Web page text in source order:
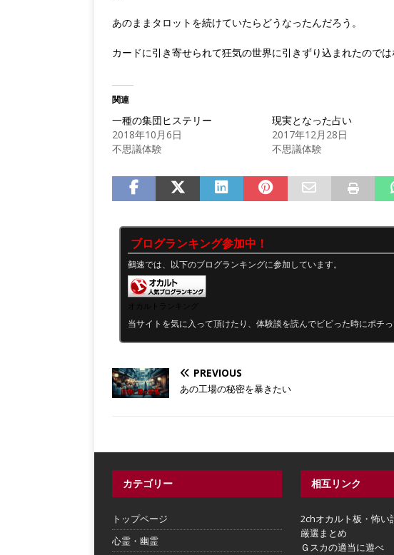
あのままタロットを続けていたらどうなったんだろう。
カードに引き寄せられて狂気の世界に引きずり込まれたので
関連
一種の集団ヒステリー
2018年10月6日
不思議体験
現実となった占い
2017年12月28日
不思議体験
ブログランキング参加中！
鵺速では、以下のブログランキングに参加しています。
当サイトを気に入って頂けたり、体験談を読んでビビった時にポチ
PREVIOUS
あの工場の秘密を暴きたい
カテゴリー
トップページ
心霊・幽霊
相互リンク
2chオカルト板・怖い
厳選まとめ
Ｇスカの適当に遊べ